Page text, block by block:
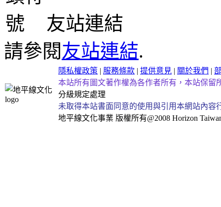
友站連結
請參閱友站連結.
隱私權政策 | 服務條款 | 提供意見 | 關於我們 |
本站所有圖文著作權為各作者所有，本站保留
分級規定處理
未取得本站書面同意的使用與引用本網站內
地平線文化事業 版權所有@2008 Horizon